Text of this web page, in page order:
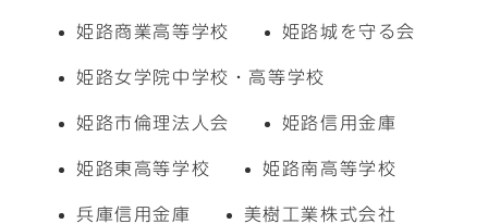
姫路商業高等学校 姫路城を守る会
姫路女学院中学校・高等学校
姫路市倫理法人会 姫路信用金庫
姫路東高等学校 姫路南高等学校
兵庫信用金庫 美樹工業株式会社